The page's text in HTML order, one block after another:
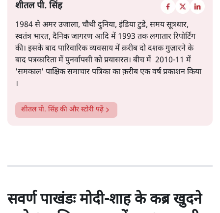
शीतल पी. सिंह
1984 से अमर उजाला, चौथी दुनिया, इंडिया टुडे, समय सूत्रधार,
स्वतंत्र भारत, दैनिक जागरण आदि में 1993 तक लगातार रिपोर्टिंग
की। इसके बाद पारिवारिक व्यवसाय में क़रीब दो दशक गुज़ारने के
बाद पत्रकारिता में पुनर्वापसी को प्रयासरत। बीच में 2010-11 में
'समकाल' पाक्षिक समाचार पत्रिका का क़रीब एक वर्ष प्रकाशन किया
।
शीतल पी. सिंहकी और स्टोरी पढ़ें
सवर्ण पाखंडः मोदी-शाह के कब्र खुदने